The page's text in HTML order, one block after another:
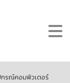
กรณ์คอมพิวเตอร์